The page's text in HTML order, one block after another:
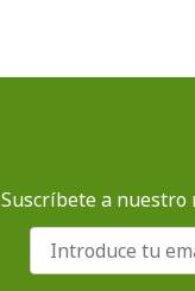
Suscríbete a nuestro